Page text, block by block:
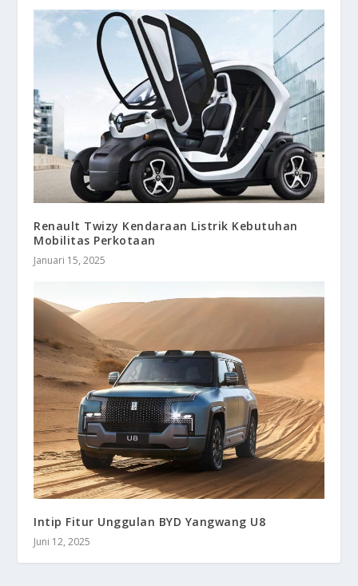
Renault Twizy Kendaraan Listrik Kebutuhan
Mobilitas Perkotaan
Januari 15, 2025
Intip Fitur Unggulan BYD Yangwang U8
Juni 12, 2025